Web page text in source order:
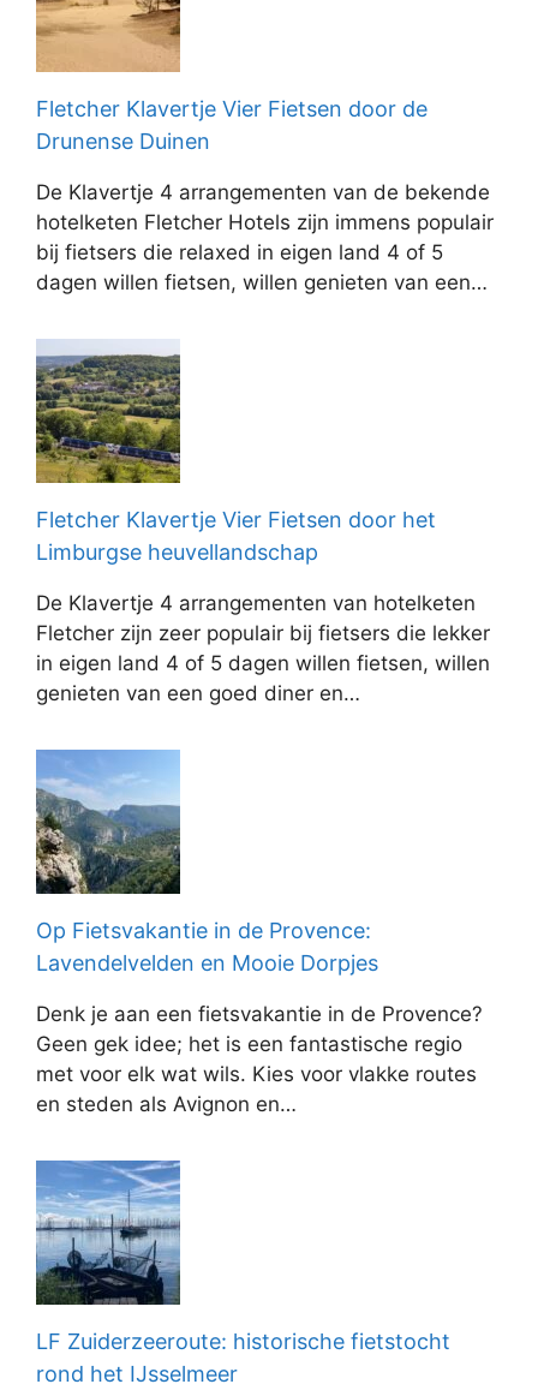
Fletcher Klavertje Vier Fietsen door de
Drunense Duinen
De Klavertje 4 arrangementen van de bekende
hotelketen Fletcher Hotels zijn immens populair
bij fietsers die relaxed in eigen land 4 of 5
dagen willen fietsen, willen genieten van een…
Fletcher Klavertje Vier Fietsen door het
Limburgse heuvellandschap
De Klavertje 4 arrangementen van hotelketen
Fletcher zijn zeer populair bij fietsers die lekker
in eigen land 4 of 5 dagen willen fietsen, willen
genieten van een goed diner en…
Op Fietsvakantie in de Provence:
Lavendelvelden en Mooie Dorpjes
Denk je aan een fietsvakantie in de Provence?
Geen gek idee; het is een fantastische regio
met voor elk wat wils. Kies voor vlakke routes
en steden als Avignon en…
LF Zuiderzeeroute: historische fietstocht
rond het IJsselmeer